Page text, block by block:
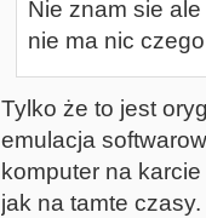
Nie znam sie
nie ma nic
Tylko że to jest
emulacja
komputer na
jak na tamte